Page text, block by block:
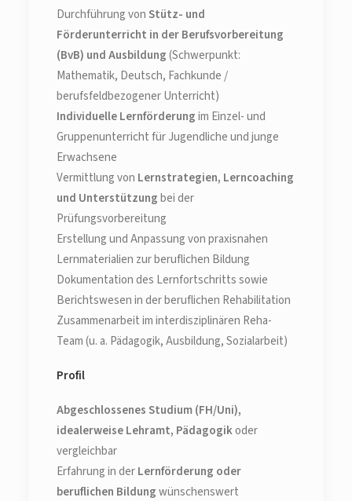
Durchführung vonStütz- und
Förderunterricht in der Berufsvorbereitung
(BvB) und Ausbildung(Schwerpunkt:
Mathematik, Deutsch, Fachkunde /
berufsfeldbezogener Unterricht)
Individuelle Lernförderungim Einzel- und
Gruppenunterricht für Jugendliche und junge
Erwachsene
Vermittlung von Lernstrategien, Lerncoaching
und Unterstützungbei der
Prüfungsvorbereitung
Erstellung und Anpassung von praxisnahen
Lernmaterialien zur beruflichen Bildung
Dokumentation des Lernfortschritts sowie
Berichtswesen in der beruflichen Rehabilitation
Zusammenarbeit im interdisziplinären Reha-
Team (u. a. Pädagogik, Ausbildung, Sozialarbeit)
Profil
Abgeschlossenes Studium (FH/Uni),
idealerweise Lehramt, Pädagogikoder
vergleichbar
Erfahrung in derLernförderung oder
beruflichen Bildungwünschenswert